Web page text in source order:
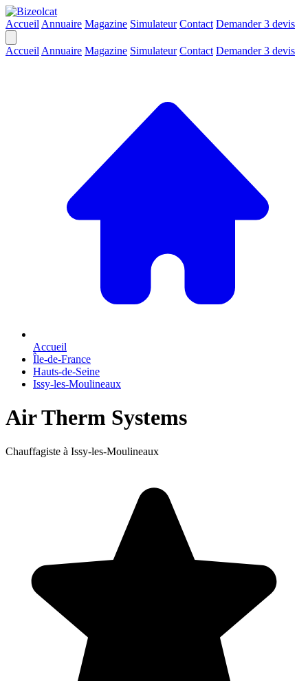
Accueil Annuaire Magazine Simulateur Contact Demander 3 devis
Accueil Annuaire Magazine Simulateur Contact Demander 3 devis
Accueil
Île-de-France
Hauts-de-Seine
Issy-les-Moulineaux
Air Therm Systems
Chauffagiste à Issy-les-Moulineaux